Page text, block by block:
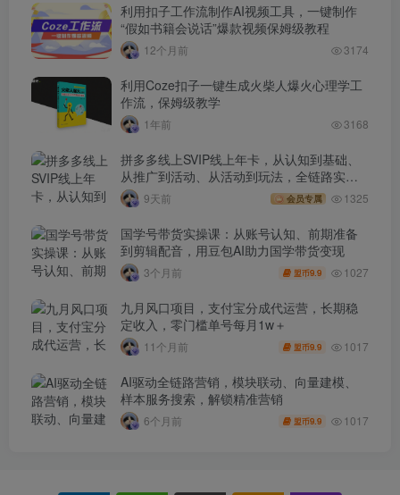
利用扣子工作流制作AI视频工具，一键制作
“假如书籍会说话”爆款视频保姆级教程
12个月前 3174
利用Coze扣子一键生成火柴人爆火心理学工
作流，保姆级教学
1年前 3168
拼多多线上SVIP线上年卡，从认知到基础、
从推广到活动、从活动到玩法，全链路实战
(260730)
9天前 会员专属 1325
国学号带货实操课：从账号认知、前期准备
到剪辑配音，用豆包AI助力国学带货变现
3个月前 盟币9.9 1027
九月风口项目，支付宝分成代运营，长期稳
定收入，零门槛单号每月1w＋
11个月前 盟币9.9 1017
AI驱动全链路营销，模块联动、向量建模、
样本服务搜索，解锁精准营销
6个月前 盟币9.9 1017